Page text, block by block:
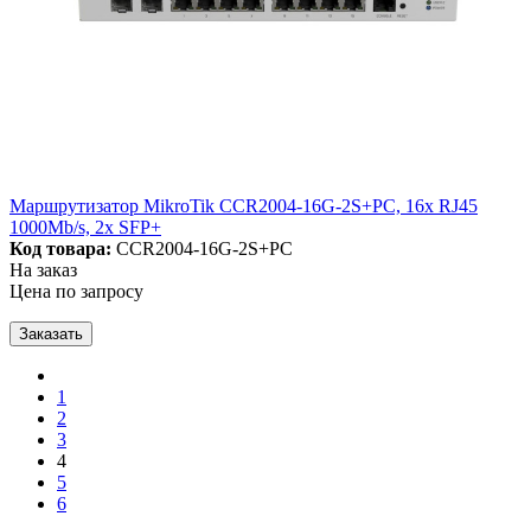
Маршрутизатор MikroTik CCR2004-16G-2S+PC, 16x RJ45
1000Mb/s, 2x SFP+
Код товара: CCR2004-16G-2S+PC
На заказ
Цена по запросу
Заказать
1
2
3
4
5
6